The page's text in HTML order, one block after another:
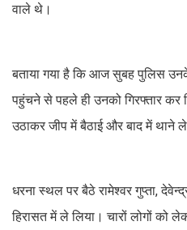
वाले थे।
बताया गया है कि आज सुबह पुलिस
पहुंचने से पहले ही उनको गिरफ्तार
उठाकर जीप में बैठाई और बाद में थाने
धरना स्थल पर बैठे रामेश्वर गुप्ता,
हिरासत में ले लिया। चारों लोगों